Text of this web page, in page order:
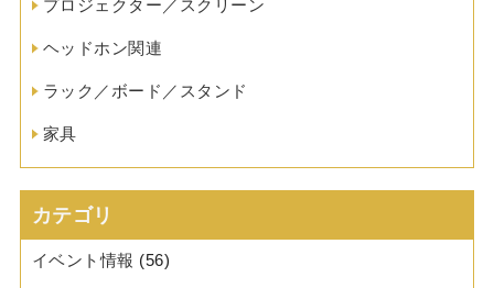
プロジェクター／スクリーン
ヘッドホン関連
ラック／ボード／スタンド
家具
カテゴリ
イベント情報 (56)